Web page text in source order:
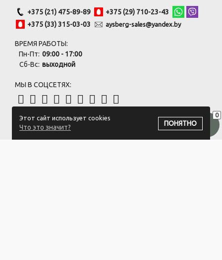
0
Этот сайт использует cookies
Что это значит?
ПОНЯТНО
+375 (21) 475-89-89
+375 (29) 710-23-43
+375 (33) 315-03-03
aysberg-sales@yandex.by
ВРЕМЯ РАБОТЫ:
Пн-Пт: 09:00 - 17:00
Сб-Вс: выходной
МЫ В СОЦСЕТЯХ:
ПОДПИСАТЬСЯ НА РАССЫЛКУ